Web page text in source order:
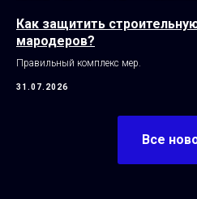
Как защитить
мародеров?
Правильный комплекс мер.
31.07.2026
Все